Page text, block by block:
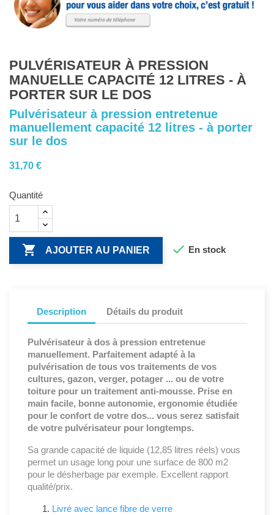
PULVÉRISATEUR À PRESSION
MANUELLE CAPACITÉ 12 LITRES - À
PORTER SUR LE DOS
Pulvérisateur à pression entretenue
manuellement capacité 12 litres - à porter
sur le dos
31,70 €
Quantité
 AJOUTER AU PANIER  En stock
Description Détails du produit
Pulvérisateur à dos à pression entretenue
manuellement. Parfaitement adapté à la
pulvérisation de tous vos traitements de vos
cultures, gazon, verger, potager ... ou de votre
toiture pour un traitement anti-mousse. Prise en
main facile, bonne autonomie, ergonomie étudiée
pour le confort de votre dos... vous serez satisfait
de votre pulvérisateur pour longtemps.
Sa grande capacité de liquide (12,85 litres réels) vous
permet un usage long pour une surface de 800 m2
pour le désherbage par exemple. Excellent rapport
qualité/prix.
Livré avec lance fibre de verre